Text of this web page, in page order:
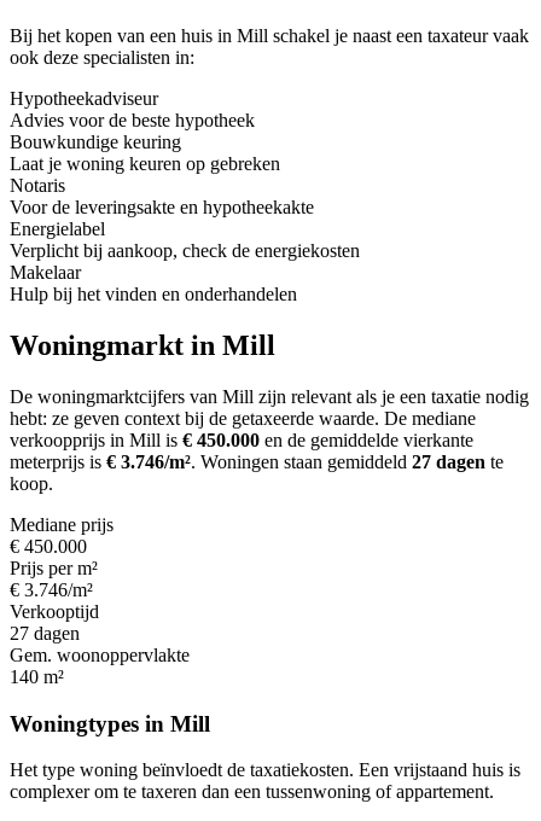
Bij het kopen van een huis in Mill schakel je naast een taxateur vaak
ook deze specialisten in:
Hypotheekadviseur
Advies voor de beste hypotheek
Bouwkundige keuring
Laat je woning keuren op gebreken
Notaris
Voor de leveringsakte en hypotheekakte
Energielabel
Verplicht bij aankoop, check de energiekosten
Makelaar
Hulp bij het vinden en onderhandelen
Woningmarkt in Mill
De woningmarktcijfers van Mill zijn relevant als je een taxatie nodig
hebt: ze geven context bij de getaxeerde waarde. De mediane
verkoopprijs in Mill is € 450.000 en de gemiddelde vierkante
meterprijs is € 3.746/m². Woningen staan gemiddeld 27 dagen te
koop.
Mediane prijs
€ 450.000
Prijs per m²
€ 3.746/m²
Verkooptijd
27 dagen
Gem. woonoppervlakte
140 m²
Woningtypes in Mill
Het type woning beïnvloedt de taxatiekosten. Een vrijstaand huis is
complexer om te taxeren dan een tussenwoning of appartement.